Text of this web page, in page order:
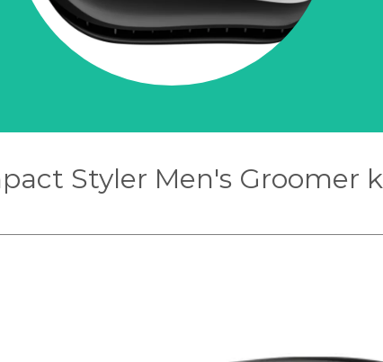
Styler Men's Groomer